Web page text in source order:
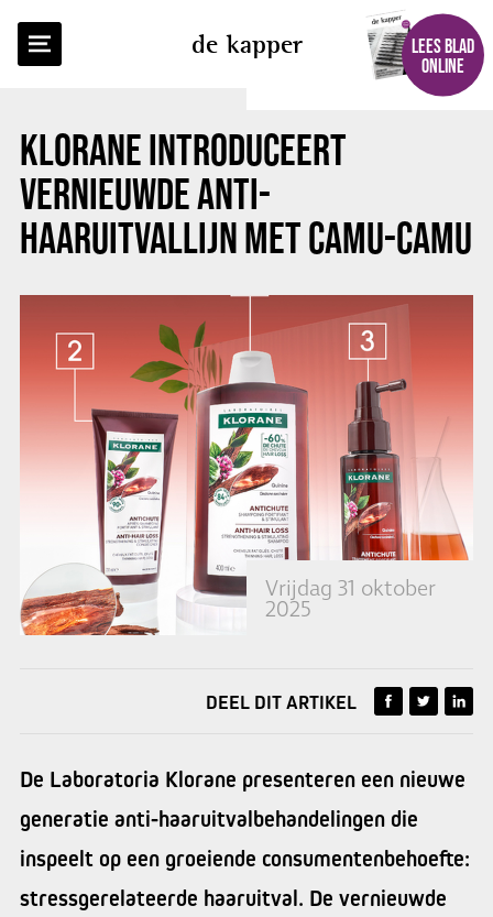
de kapper
LEES BLAD
ONLINE
KLORANE INTRODUCEERT
VERNIEUWDE ANTI-
HAARUITVALLIJN MET CAMU-CAMU
Vrijdag 31 oktober
2025
TERUG NAAR OVERZICHT
DEEL DIT ARTIKEL
De Laboratoria Klorane presenteren een nieuwe
generatie anti-haaruitvalbehandelingen die
inspeelt op een groeiende consumentenbehoefte:
stressgerelateerde haaruitval. De vernieuwde